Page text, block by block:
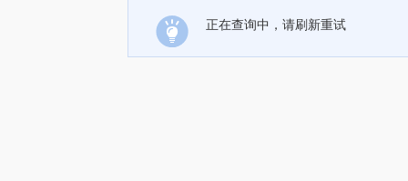
正在查询中，请刷新重试